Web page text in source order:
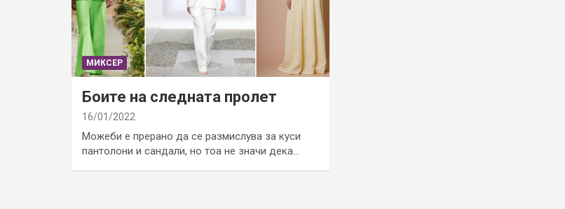
МИКСЕР
Боите на следната пролет
16/01/2022
Можеби е прерано да се размислува за куси
пантолони и сандали, но тоа не значи дека…